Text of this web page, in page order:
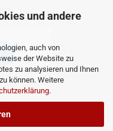
und andere
auch von
der Website zu
zu analysieren und Ihnen
können. Weitere
.